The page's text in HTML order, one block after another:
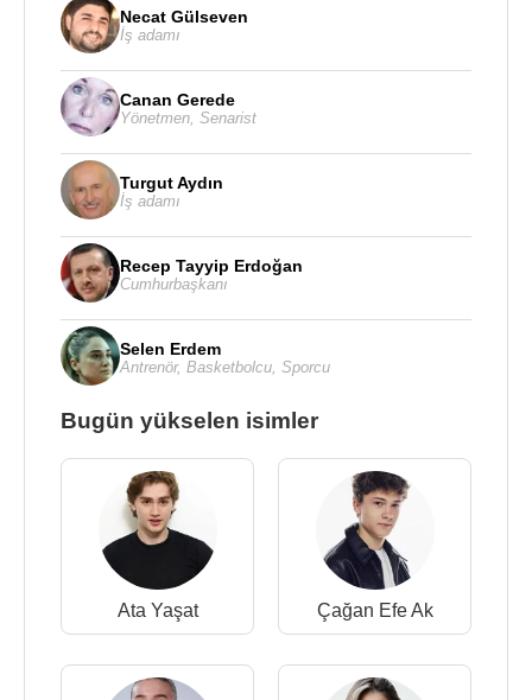
Necat Gülseven
İş adamı
Canan Gerede
Yönetmen, Senarist
Turgut Aydın
İş adamı
Recep Tayyip Erdoğan
Cumhurbaşkanı
Selen Erdem
Antrenör, Basketbolcu, Sporcu
Bugün yükselen isimler
Ata Yaşat Çağan Efe Ak